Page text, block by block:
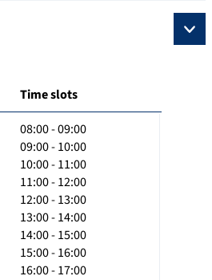
Time slots
08:00 - 09:00
09:00 - 10:00
10:00 - 11:00
11:00 - 12:00
12:00 - 13:00
13:00 - 14:00
14:00 - 15:00
15:00 - 16:00
16:00 - 17:00